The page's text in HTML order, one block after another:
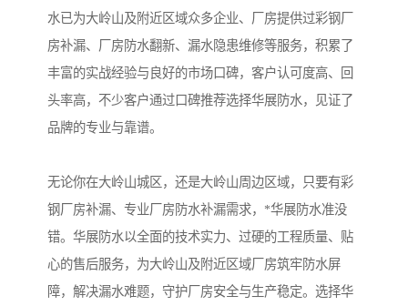
水已为大岭山及附近区域众多企业、厂房提供过彩钢厂
房补漏、厂房防水翻新、漏水隐患维修等服务，积累了
丰富的实战经验与良好的市场口碑，客户认可度高、回
头率高，不少客户通过口碑推荐选择华展防水，见证了
品牌的专业与靠谱。
无论你在大岭山城区，还是大岭山周边区域，只要有彩
钢厂房补漏、专业厂房防水补漏需求，*华展防水准没
错。华展防水以全面的技术实力、过硬的工程质量、贴
心的售后服务，为大岭山及附近区域厂房筑牢防水屏
障，解决漏水难题，守护厂房安全与生产稳定。选择华